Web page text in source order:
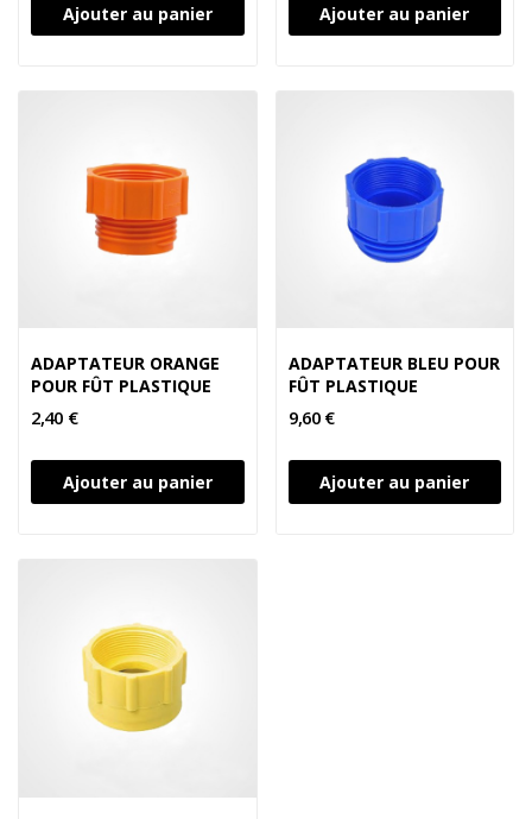
Ajouter au panier Ajouter au panier
ADAPTATEUR ORANGE
POUR FÛT PLASTIQUE
2,40 €
Ajouter au panier
ADAPTATEUR BLEU POUR
FÛT PLASTIQUE
9,60 €
Ajouter au panier